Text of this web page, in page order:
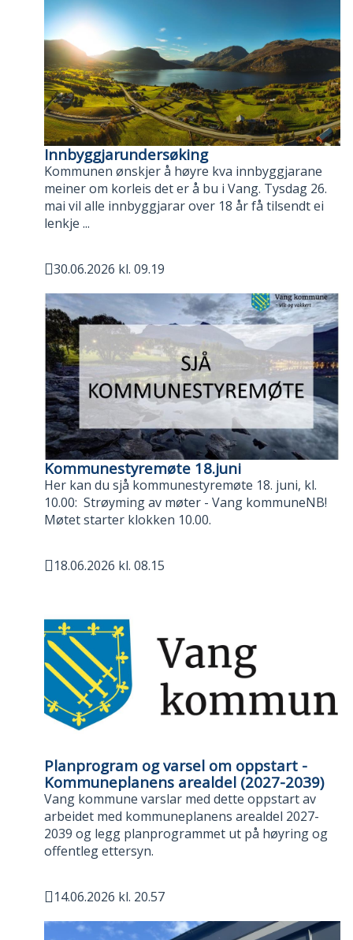
Innbyggjarundersøking
Kommunen ønskjer å høyre kva innbyggjarane
meiner om korleis det er å bu i Vang. Tysdag 26.
mai vil alle innbyggjarar over 18 år få tilsendt ei
lenkje ...
Publisert
30.06.2026 kl. 09.19
Kommunestyremøte 18.juni
Her kan du sjå kommunestyremøte 18. juni, kl.
10.00: Strøyming av møter - Vang kommuneNB!
Møtet starter klokken 10.00.
Publisert
18.06.2026 kl. 08.15
Planprogram og varsel om oppstart -
Kommuneplanens arealdel (2027-2039)
Vang kommune varslar med dette oppstart av
arbeidet med kommuneplanens arealdel 2027-
2039 og legg planprogrammet ut på høyring og
offentleg ettersyn.
Publisert
14.06.2026 kl. 20.57